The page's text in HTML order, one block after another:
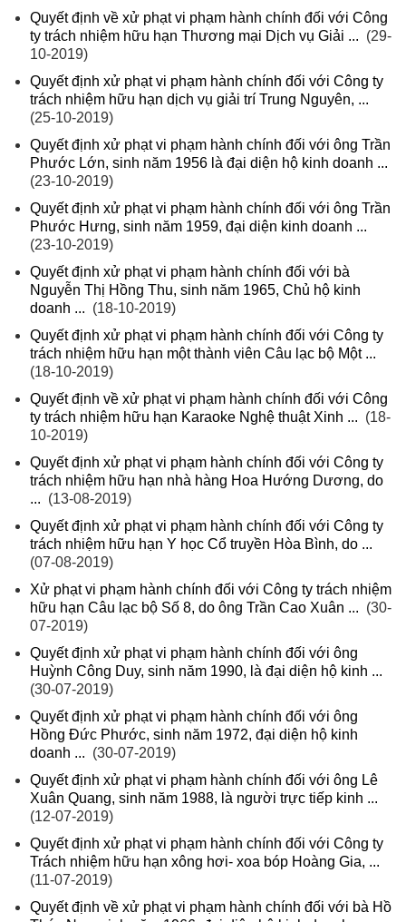
Quyết định về xử phạt vi phạm hành chính đối với Công
ty trách nhiệm hữu hạn Thương mại Dịch vụ Giải ... (29-
10-2019)
Quyết định xử phạt vi phạm hành chính đối với Công ty
trách nhiệm hữu hạn dịch vụ giải trí Trung Nguyên, ...
(25-10-2019)
Quyết định xử phạt vi phạm hành chính đối với ông Trần
Phước Lớn, sinh năm 1956 là đại diện hộ kinh doanh ...
(23-10-2019)
Quyết định xử phạt vi phạm hành chính đối với ông Trần
Phước Hưng, sinh năm 1959, đại diện kinh doanh ...
(23-10-2019)
Quyết định xử phạt vi phạm hành chính đối với bà
Nguyễn Thị Hồng Thu, sinh năm 1965, Chủ hộ kinh
doanh ... (18-10-2019)
Quyết định xử phạt vi phạm hành chính đối với Công ty
trách nhiệm hữu hạn một thành viên Câu lạc bộ Một ...
(18-10-2019)
Quyết định về xử phạt vi phạm hành chính đối với Công
ty trách nhiệm hữu hạn Karaoke Nghệ thuật Xinh ... (18-
10-2019)
Quyết định xử phạt vi phạm hành chính đối với Công ty
trách nhiệm hữu hạn nhà hàng Hoa Hướng Dương, do
... (13-08-2019)
Quyết định xử phạt vi phạm hành chính đối với Công ty
trách nhiệm hữu hạn Y học Cổ truyền Hòa Bình, do ...
(07-08-2019)
Xử phạt vi phạm hành chính đối với Công ty trách nhiệm
hữu hạn Câu lạc bộ Số 8, do ông Trần Cao Xuân ... (30-
07-2019)
Quyết định xử phạt vi phạm hành chính đối với ông
Huỳnh Công Duy, sinh năm 1990, là đại diện hộ kinh ...
(30-07-2019)
Quyết định xử phạt vi phạm hành chính đối với ông
Hồng Đức Phước, sinh năm 1972, đại diện hộ kinh
doanh ... (30-07-2019)
Quyết định xử phạt vi phạm hành chính đối với ông Lê
Xuân Quang, sinh năm 1988, là người trực tiếp kinh ...
(12-07-2019)
Quyết định xử phạt vi phạm hành chính đối với Công ty
Trách nhiệm hữu hạn xông hơi- xoa bóp Hoàng Gia, ...
(11-07-2019)
Quyết định về xử phạt vi phạm hành chính đối với bà Hồ